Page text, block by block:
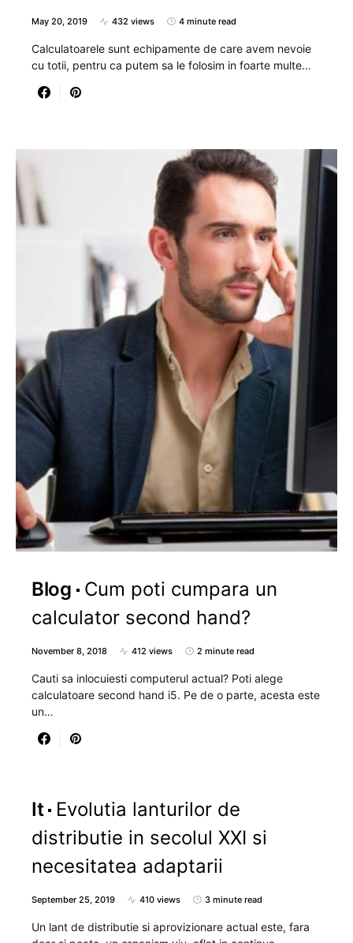
May 20, 2019 432 views 4 minute read
Calculatoarele sunt echipamente de care avem nevoie
cu totii, pentru ca putem sa le folosim in foarte multe…
Blog
Cum poti cumpara un
calculator second hand?
November 8, 2018 412 views 2 minute read
Cauti sa inlocuiesti computerul actual? Poti alege
calculatoare second hand i5. Pe de o parte, acesta este
un…
It
Evolutia lanturilor de
distributie in secolul XXI si
necesitatea adaptarii
September 25, 2019 410 views 3 minute read
Un lant de distributie si aprovizionare actual este, fara